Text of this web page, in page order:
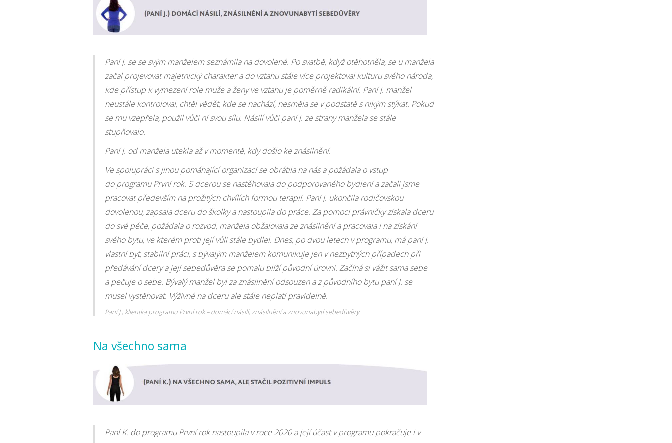
Paní J. se se svým manželem seznámila na dovolené. Po svatbě, když otěhotněla, se u manžela
začal projevovat majetnický charakter a do vztahu stále více projektoval kulturu svého národa,
kde přístup k vymezení role muže a ženy ve vztahu je poměrně radikální. Paní J. manžel
neustále kontroloval, chtěl vědět, kde se nachází, nesměla se v podstatě s nikým stýkat. Pokud
se mu vzepřela, použil vůči ní svou sílu. Násilí vůči paní J. ze strany manžela se stále
stupňovalo.
Paní J. od manžela utekla až v momentě, kdy došlo ke znásilnění.
Ve spolupráci s jinou pomáhající organizací se obrátila na nás a požádala o vstup
do programu První rok. S dcerou se nastěhovala do podporovaného bydlení a začali jsme
pracovat především na prožitých chvílích formou terapií. Paní J. ukončila rodičovskou
dovolenou, zapsala dceru do školky a nastoupila do práce. Za pomoci právničky získala dceru
do své péče, požádala o rozvod, manžela obžalovala ze znásilnění a pracovala i na získání
svého bytu, ve kterém proti její vůli stále bydlel. Dnes, po dvou letech v programu, má paní J.
vlastní byt, stabilní práci, s bývalým manželem komunikuje jen v nezbytných případech při
předávání dcery a její sebedůvěra se pomalu blíží původní úrovni. Začíná si vážit sama sebe
a pečuje o sebe. Bývalý manžel byl za znásilnění odsouzen a z původního bytu paní J. se
musel vystěhovat. Výživné na dceru ale stále neplatí pravidelně.
Paní J., klientka programu První rok – domácí násilí, znásilnění a znovunabytí sebedůvěry
Na všechno sama
Paní K. do programu První rok nastoupila v roce 2020 a její účast v programu pokračuje i v